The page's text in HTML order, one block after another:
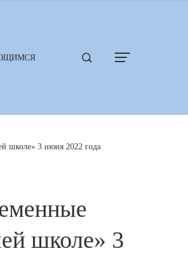
школе» 3 июня 2022 года
школе» 3